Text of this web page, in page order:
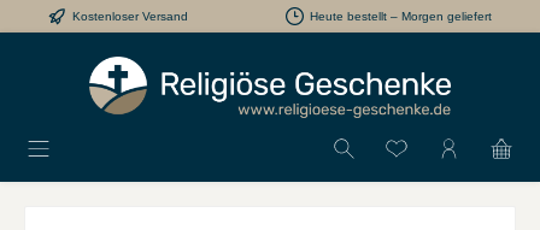
Zum Hauptinhalt springen
Kostenloser Versand Heute bestellt – Morgen geliefert
Du hast 0